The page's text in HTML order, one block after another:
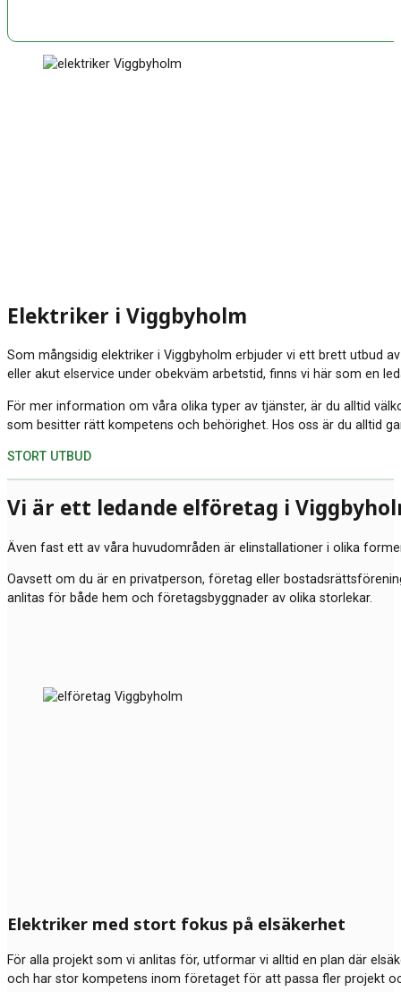
Elektriker i Viggbyholm
Som mångsidig elektriker i Viggbyholm erbjuder vi ett brett utbud
eller akut elservice under obekväm arbetstid, finns vi här som en
För mer information om våra olika typer av tjänster, är du alltid
som besitter rätt kompetens och behörighet. Hos oss är du alltid
STORT UTBUD
Vi är ett ledande elföretag i
Även fast ett av våra huvudområden är elinstallationer i olika
Oavsett om du är en privatperson, företag eller
anlitas för både hem och företagsbyggnader av olika storlekar.
Elektriker med stort fokus på elsäkerhet
För alla projekt som vi anlitas för, utformar vi alltid en plan där
och har stor kompetens inom företaget för att passa fler projekt